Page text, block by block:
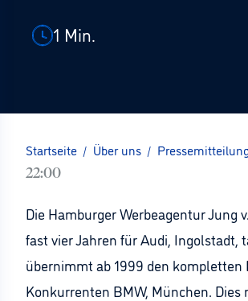
1 Min.
Startseite / Über uns /
22:00
Die Hamburger Werbeagentur Jung
fast vier Jahren für Audi, Ingolstadt,
übernimmt ab 1999 den kompletten
Konkurrenten BMW, München. Dies